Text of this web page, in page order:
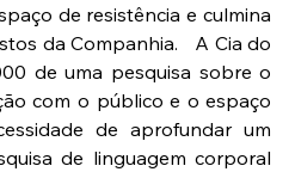
de resistência e culmina
da Companhia.   A Cia do
de uma pesquisa sobre o
com o público e o espaço
de aprofundar um
de linguagem corporal